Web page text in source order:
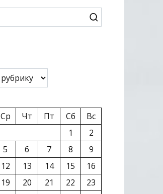
Ср Чт Пт Сб
Вс
1
2
5 6 7 8
9
12 13 14 15
16
19 20 21 22
23